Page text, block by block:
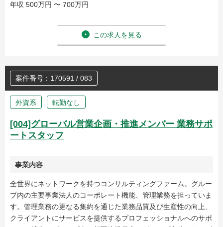
年収 500万円 〜 700万円
この求人を見る
案件番号：170591 / 083
外資系 転勤なし
[004]グローバル営業企画・推進メンバー 業務サポ
ートスタッフ
事業内容
全世界にネットワークを持つコンサルティングファーム。グルー
プ内の主要事業法人のコーポレート機能、管理業務を担っていま
す。管理業務の更なる集約を通じた業務品質及び生産性の向上、
クライアントにサービスを提供するプロフェッショナルへのサポ